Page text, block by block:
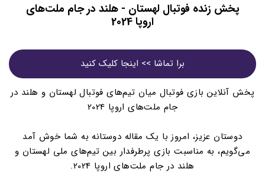
پخش زنده فوتبال لهستان - هلند در جام ملت‌های
اروپا 2024
برا تماشا >> اینجا کلیک کنید
پخش آنلاین بازی فوتبال میان تیم‌های فوتبال لهستان و هلند در
جام ملت‌های اروپا 2024
دوستان عزیز، امروز با یک مقاله دوستانه به شما خوش آمد
می‌گویم، به مناسبت بازی پرطرفدار بین تیم‌های ملی لهستان و
هلند در جام ملت‌های اروپا 2024.